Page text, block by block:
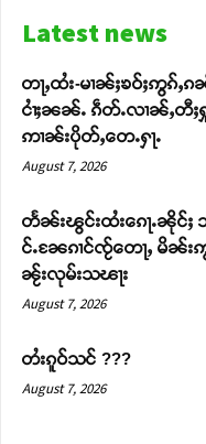
Latest news
တႃႇထႆး-မၢၼ်ႈၶဝ်ႈဢွၵ်ႇၵ
ငၢႆႈၼၼ်ႉ ၵဵတ်ႉလၢၼ်ႇတီႈ
ဢၢၼ်းပိုတ်ႇတေႉႁႃႉ
August 7, 2026
တႅၼ်းၽွင်းထႆးၵေႃႉၼိုင်ႈ
င်ႉၼႄၵၢင်ၸႂ်တေႃႇ မိၼ်းဢွ
ၼႂ်းလုမ်းသၽႃး
August 7, 2026
တႆးၵူဝ်သင် ???
August 7, 2026